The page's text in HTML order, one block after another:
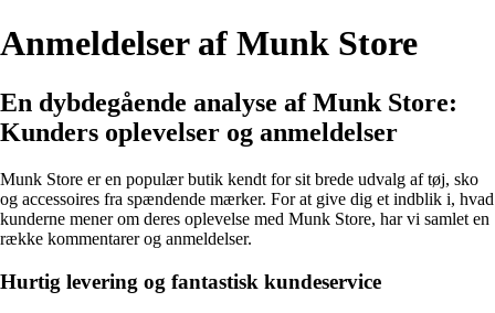
Anmeldelser af Munk Store
En dybdegående analyse af Munk Store:
Kunders oplevelser og anmeldelser
Munk Store er en populær butik kendt for sit brede udvalg af tøj, sko
og accessoires fra spændende mærker. For at give dig et indblik i, hvad
kunderne mener om deres oplevelse med Munk Store, har vi samlet en
række kommentarer og anmeldelser.
Hurtig levering og fantastisk kundeservice